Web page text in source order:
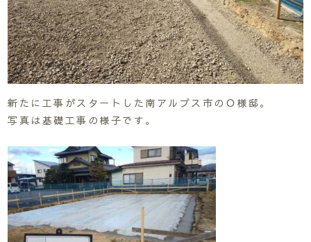
新たに工事がスタートした南アルプス市のＯ様邸。
写真は基礎工事の様子です。